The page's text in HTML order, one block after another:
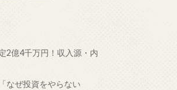
2億4千万円！収入源・内
なぜ投資をやらない